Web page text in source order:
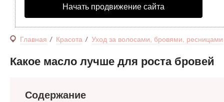
Начать продвижение сайта
Главная Красота Уход за волосами, бровями, ресницами
Какое масло лучше для роста бровей
Содержание